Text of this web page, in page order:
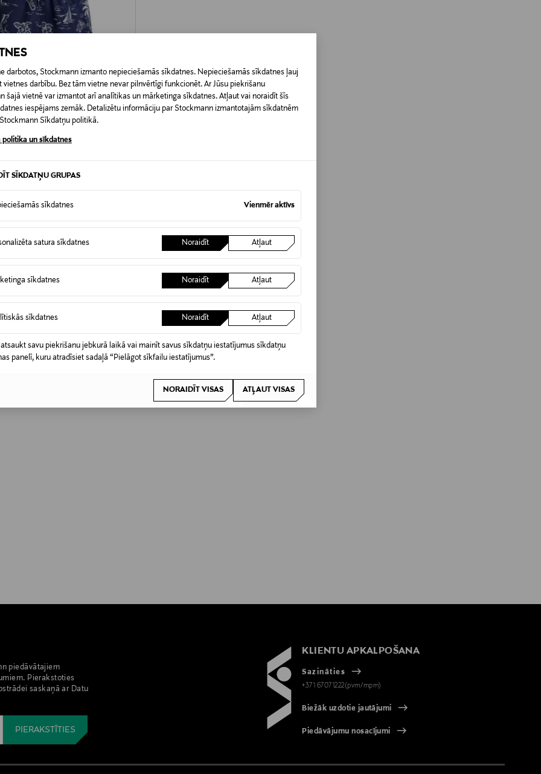
darbotos, Stockmann izmanto nepieciešamās sīkdatnes. Nepieciešamās sīkdatnes ļauj
vietnes darbību. Bez tām vietne nevar pilnvērtīgi funkcionēt. Ar Jūsu piekrišanu
šajā vietnē var izmantot arī analītikas un mārketinga sīkdatnes. Atļaut vai noraidīt šīs
iespējams zemāk. Detalizētu informāciju par Stockmann izmantotajām sīkdatnēm
Sīkdatņu politikā.
politika un sīkdatnes
SĪKDATŅU GRUPAS
sīkdatnes Vienmēr aktīvs
satura sīkdatnes Noraidīt Atļaut
sīkdatnes Noraidīt Atļaut
sīkdatnes Noraidīt Atļaut
atsaukt savu piekrišanu jebkurā laikā vai mainīt savus sīkdatņu iestatījumus sīkdatņu
panelī, kuru atradīsiet sadaļā “Pielāgot sīkfailu iestatījumus”.
NORAIDĪT VISAS ATĻAUT VISAS
LAUREN
Price
piedāvātajiem
Pierakstoties
saskaņā ar Datu
KLIENTU APKALPOŠANA
Sazināties
+371 67071222(pvm/mpm)
Biežāk uzdotie jautājumi
Piedāvājumu nosacījumi